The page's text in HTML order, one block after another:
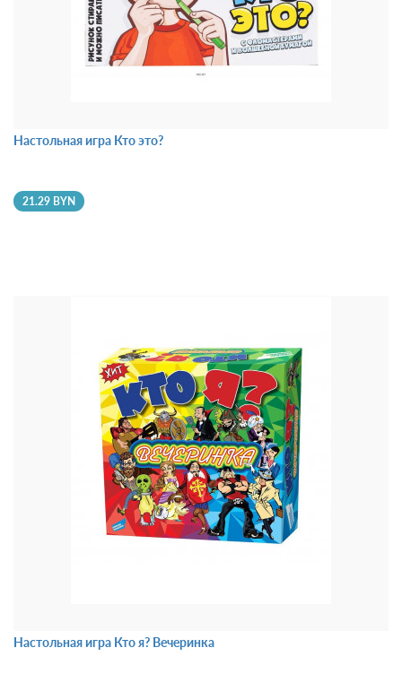
Настольная игра Кто это?
21.29 BYN
Настольная игра Кто я? Вечеринка